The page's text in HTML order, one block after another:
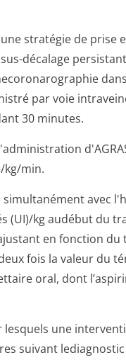
stratégie de prise
décalage
par voie
30 minutes.
kg/min.
simultanément avec
(UI)/kg audébut du
en fonction du
fois la valeur du
oral, dont
lesquels une
suivant